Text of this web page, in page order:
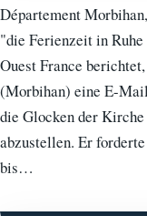
Département
"die Ferienzeit in
Ouest France
(Morbihan) eine E-
die Glocken der
abzustellen. Er
bis…